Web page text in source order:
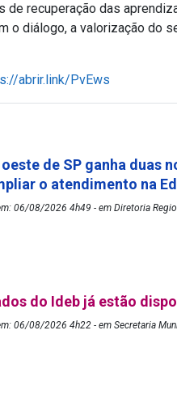
recuperação das
o diálogo, a valorização do
abrir.link/PvEws
de SP ganha duas
o atendimento na
06/08/2026 4h49 - em Diretoria
do Ideb já estão
06/08/2026 4h22 - em Secretaria